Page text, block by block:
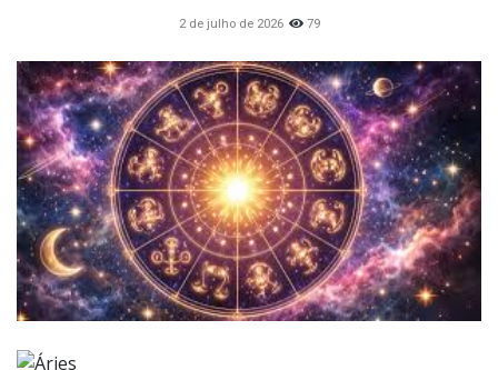
2 de julho de 2026 79